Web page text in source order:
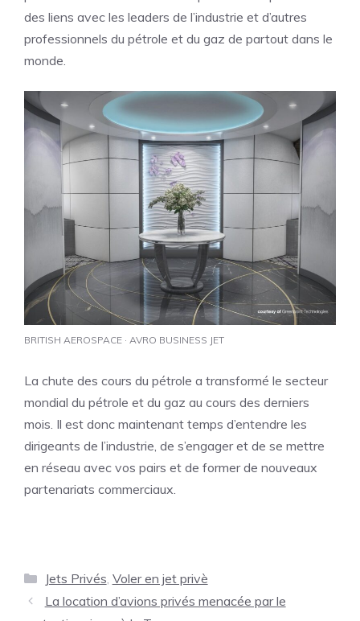
des liens avec les leaders de l’industrie et d’autres
professionnels du pétrole et du gaz de partout dans le
monde.
BRITISH AEROSPACE · AVRO BUSINESS JET
La chute des cours du pétrole a transformé le secteur
mondial du pétrole et du gaz au cours des derniers
mois. Il est donc maintenant temps d’entendre les
dirigeants de l’industrie, de s’engager et de se mettre
en réseau avec vos pairs et de former de nouveaux
partenariats commerciaux.
Catégories
Jets Privés, Voler en jet privè
La location d’avions privés menacée par le